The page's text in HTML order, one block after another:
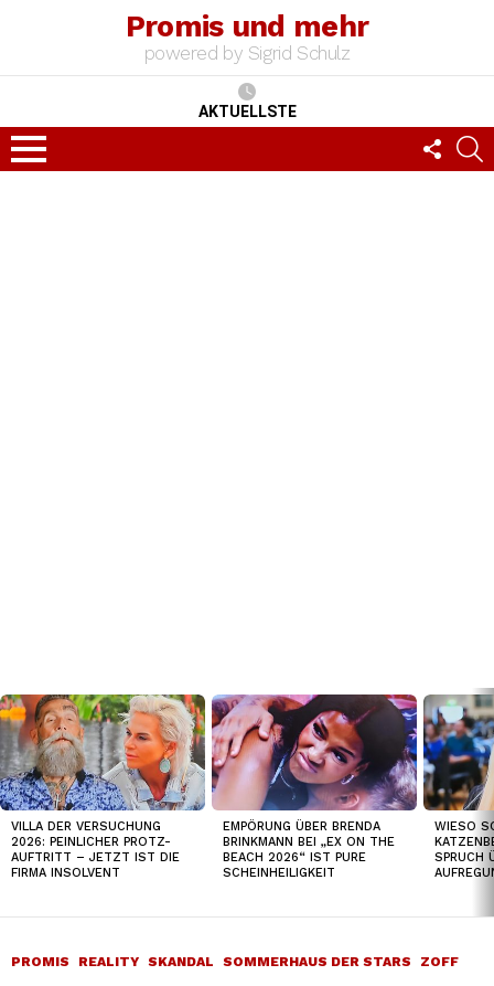
Promis und mehr
powered by Sigrid Schulz
AKTUELLSTE
Menu
US
TOP
NEWS
VILLA DER VERSUCHUNG
2026: PEINLICHER PROTZ-
AUFTRITT – JETZT IST DIE
FIRMA INSOLVENT
EMPÖRUNG ÜBER BRENDA
BRINKMANN BEI „EX ON THE
BEACH 2026“ IST PURE
SCHEINHEILIGKEIT
WIESO
SPRUCH
PROMIS REALITY SKANDAL SOMMERHAUS DER STARS ZOFF